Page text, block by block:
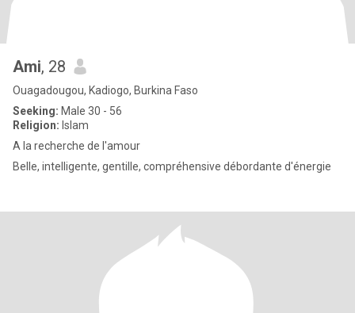
Ami, 28
Ouagadougou, Kadiogo, Burkina Faso
Seeking: Male 30 - 56
Religion: Islam
A la recherche de l'amour
Belle, intelligente, gentille, compréhensive débordante d'énergie